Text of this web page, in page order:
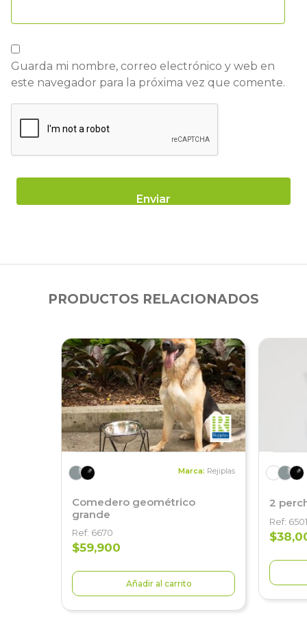
Guarda mi nombre, correo electrónico y web en
este navegador para la próxima vez que comente.
PRODUCTOS RELACIONADOS
Marca: Rejiplas
Comedero geométrico
grande
Ref: 6670
$59,900
Añadir al carrito
2
Ref: 6501